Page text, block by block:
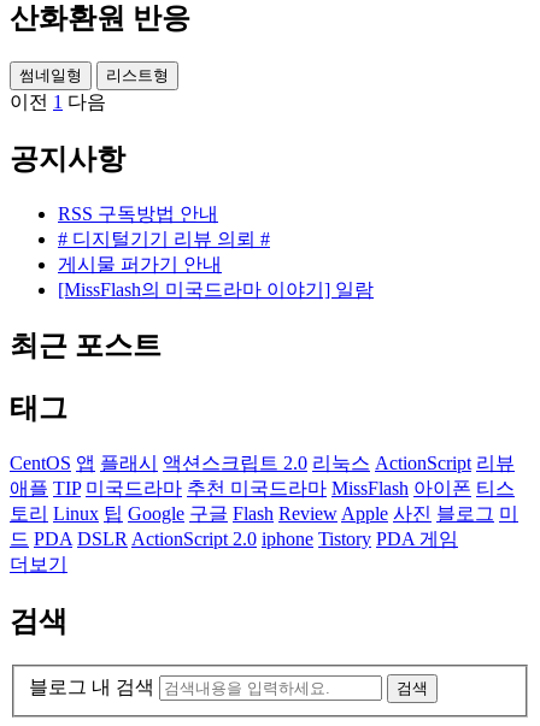
산화환원 반응
썸네일형 리스트형
이전 1 다음
공지사항
RSS 구독방법 안내
# 디지털기기 리뷰 의뢰 #
게시물 퍼가기 안내
[MissFlash의 미국드라마 이야기] 일람
최근 포스트
태그
CentOS 앱 플래시 액션스크립트 2.0 리눅스 ActionScript 리뷰
애플 TIP 미국드라마 추천 미국드라마 MissFlash 아이폰 티스
토리 Linux 팁 Google 구글 Flash Review Apple 사진 블로그 미
드 PDA DSLR ActionScript 2.0 iphone Tistory PDA 게임
더보기
검색
블로그 내 검색 검색